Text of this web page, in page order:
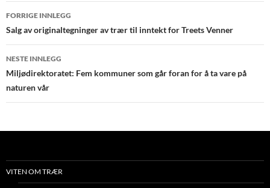
Innleggsnavigasjon
FORRIGE INNLEGG
Salg av originaltegninger av trær til inntekt for Treets Venner
NESTE INNLEGG
Miljødirektoratet: Fem kommuner som går foran for å ta vare på
naturen vår
VITEN OM TRÆR